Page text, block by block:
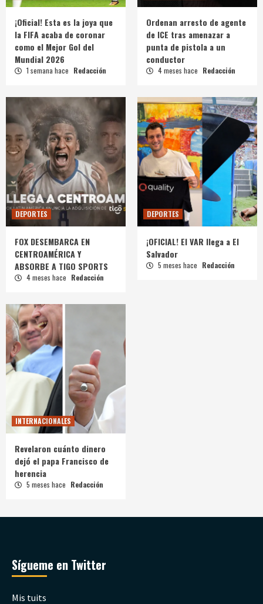
¡Oficial! Esta es la joya que
la FIFA acaba de coronar
como el Mejor Gol del
Mundial 2026
1 semana hace Redacción
Ordenan arresto de agente
de ICE tras amenazar a
punta de pistola a un
conductor
4 meses hace Redacción
DEPORTES
FOX DESEMBARCA EN
CENTROAMÉRICA Y
ABSORBE A TIGO SPORTS
4 meses hace Redacción
DEPORTES
¡OFICIAL! El VAR llega a El
Salvador
5 meses hace Redacción
INTERNACIONALES
Revelaron cuánto dinero
dejó el papa Francisco de
herencia
5 meses hace Redacción
Sígueme en Twitter
Mis tuits